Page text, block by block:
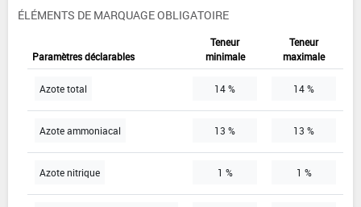
ÉLÉMENTS DE MARQUAGE OBLIGATOIRE
Paramètres déclarables
Teneur
minimale
Teneur
maximale
Azote total 14 % 14 %
Azote ammoniacal 13 % 13 %
Azote nitrique 1 % 1 %